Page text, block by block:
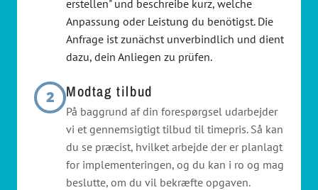
erstellen" und beschreibe kurz, welche
Anpassung oder Leistung du benötigst. Die
Anfrage ist zunächst unverbindlich und dient
dazu, dein Anliegen zu prüfen.
2 Modtag tilbud
På baggrund af din forespørgsel udarbejder
vi et gennemsigtigt tilbud til timepris. Så kan
du se præcist, hvilket arbejde der er planlagt
for implementeringen, og du kan i ro og mag
beslutte, om du vil bekræfte opgaven.